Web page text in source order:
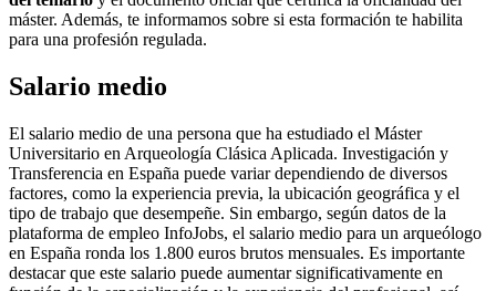
máster. Además, te informamos sobre si esta formación te habilita
para una profesión regulada.
Salario medio
El salario medio de una persona que ha estudiado el Máster
Universitario en Arqueología Clásica Aplicada. Investigación y
Transferencia en España puede variar dependiendo de diversos
factores, como la experiencia previa, la ubicación geográfica y el
tipo de trabajo que desempeñe. Sin embargo, según datos de la
plataforma de empleo InfoJobs, el salario medio para un arqueólogo
en España ronda los 1.800 euros brutos mensuales. Es importante
destacar que este salario puede aumentar significativamente en